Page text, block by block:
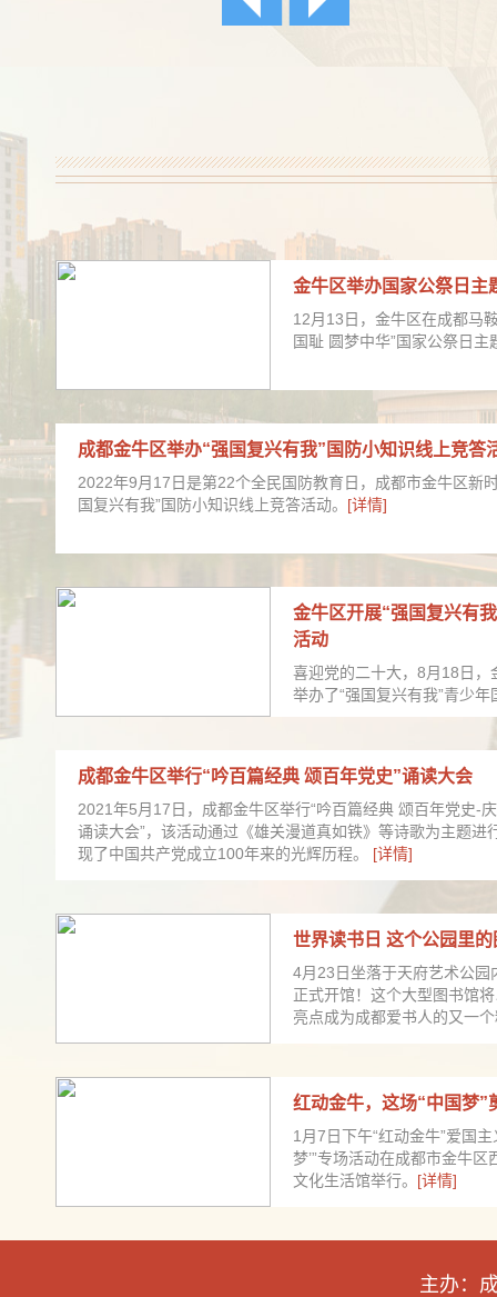
金牛区举办国家公祭日主
12月13日，金牛区在成都马
国耻 圆梦中华”国家公祭日
成都金牛区举办“强国复兴有我”国防小知识线上竞答
2022年9月17日是第22个全民国防教育日，成都市金牛区新
国复兴有我”国防小知识线上竞答活动。 [详情]
金牛区开展“强国复兴有
活动
喜迎党的二十大，8月18日
举办了“强国复兴有我”青少
成都金牛区举行“吟百篇经典 颂百年党史”诵读大会
2021年5月17日，成都金牛区举行“吟百篇经典 颂百年党史-
诵读大会”，该活动通过《雄关漫道真如铁》等诗歌为主题进
现了中国共产党成立100年来的光辉历程。 [详情]
世界读书日 这个公园里
4月23日坐落于天府艺术公
正式开馆！这个大型图书馆
亮点成为成都爱书人的又一
红动金牛，这场“中国梦”
1月7日下午“红动金牛”爱国
梦’”专场活动在成都市金牛
文化生活馆举行。 [详情]
主办：